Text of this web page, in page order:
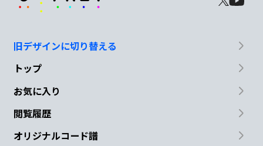
旧デザインに切り替える
トップ
お気に入り
閲覧履歴
オリジナルコード譜